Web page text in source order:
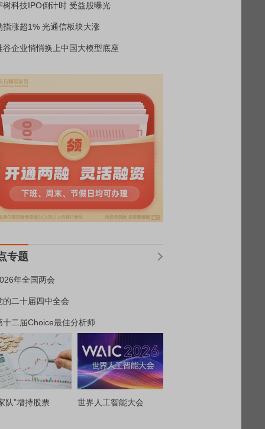
树科技IPO倒计时 受益股曝光
指涨超1% 光通信板块大涨
谷企业悄悄换上中国大模型底座
专题
年全国两会
的二十届四中全会
十二届Choice最佳分析师
队”增持股票 世界人工智能大会